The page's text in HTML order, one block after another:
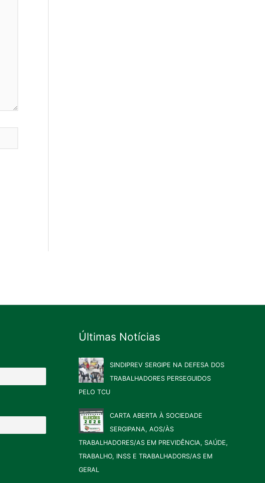
Últimas Notícias
SINDIPREV SERGIPE NA DEFESA DOS
TRABALHADORES PERSEGUIDOS
PELO TCU
CARTA ABERTA À SOCIEDADE
SERGIPANA, AOS/ÀS
TRABALHADORES/AS EM PREVIDÊNCIA, SAÚDE,
TRABALHO, INSS E TRABALHADORS/AS EM
GERAL